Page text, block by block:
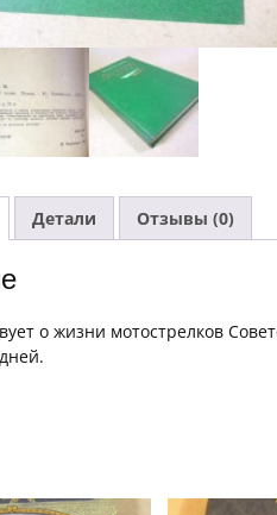
Детали Отзывы (0)
о жизни мотострелков